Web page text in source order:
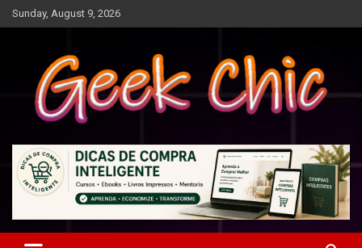
Skip
to
Sunday, August 9, 2026
Geek Chic